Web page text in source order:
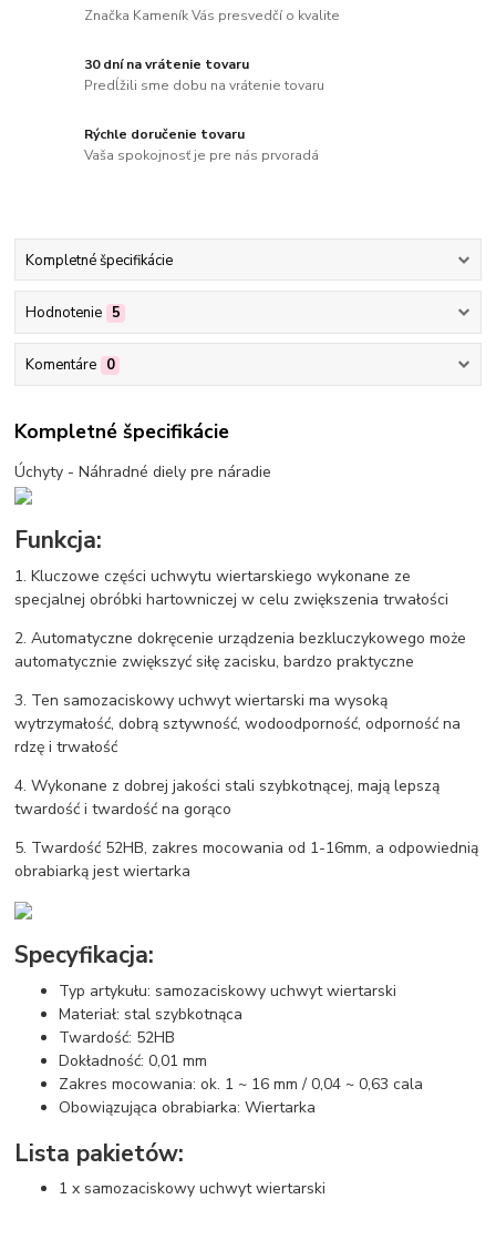
Značka Kameník Vás presvedčí o kvalite
30 dní na vrátenie tovaru
Predĺžili sme dobu na vrátenie tovaru
Rýchle doručenie tovaru
Vaša spokojnosť je pre nás prvoradá
Kompletné špecifikácie
Hodnotenie 5
Komentáre 0
Kompletné špecifikácie
Úchyty - Náhradné diely pre náradie
Funkcja:
1. Kluczowe części uchwytu wiertarskiego wykonane ze
specjalnej obróbki hartowniczej w celu zwiększenia trwałości
2. Automatyczne dokręcenie urządzenia bezkluczykowego może
automatycznie zwiększyć siłę zacisku, bardzo praktyczne
3. Ten samozaciskowy uchwyt wiertarski ma wysoką
wytrzymałość, dobrą sztywność, wodoodporność, odporność na
rdzę i trwałość
4. Wykonane z dobrej jakości stali szybkotnącej, mają lepszą
twardość i twardość na gorąco
5. Twardość 52HB, zakres mocowania od 1-16mm, a odpowiednią
obrabiarką jest wiertarka
Specyfikacja:
Typ artykułu: samozaciskowy uchwyt wiertarski
Materiał: stal szybkotnąca
Twardość: 52HB
Dokładność: 0,01 mm
Zakres mocowania: ok. 1 ~ 16 mm / 0,04 ~ 0,63 cala
Obowiązująca obrabiarka: Wiertarka
Lista pakietów:
1 x samozaciskowy uchwyt wiertarski